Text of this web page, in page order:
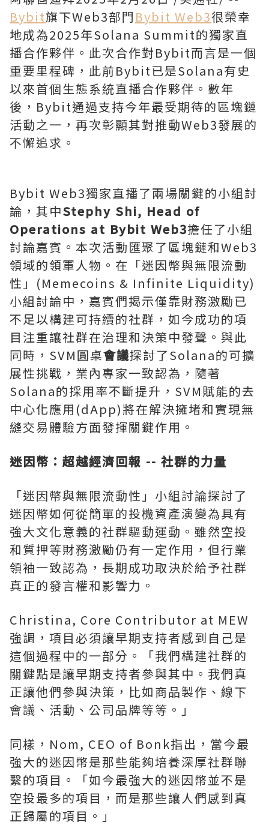
Bybit旗下Web3部門 Bybit Web3很榮幸
地成為2025年Solana Summit的獨家直
播合作夥伴。此次合作對Bybit而言是一個
重要里程碑，此前Bybit已是Solana有史
以來首個生態系統直播合作夥伴。數年
後，Bybit通過支持今年最受期待的區塊鏈
活動之一，再次彰顯其對推動Web3發展的
不懈追求。
Bybit Web3獨家直播了兩場關鍵的小組討
論，其中Stephy Shi, Head of
Operations at Bybit Web3擔任了小組
討論嘉賓。本次活動匯聚了區塊鏈和Web3
領域的領軍人物。在「迷因幣與無限流動
性」(Memecoins & Infinite Liquidity)
小組討論中，嘉賓們揭示僅靠財務激勵已
不足以構建可持續的社群，如今成功的項
目注重讓社群在治理和決策中發聲。與此
同時，SVM圓桌會議探討了Solana的可擴
展性挑戰，業內專家一致認為，隨著
Solana的採用率不斷提升，SVM賦能的去
中心化應用(dApp)將在解決擁堵和實現無
縫交易體驗方面發揮關鍵作用。
迷因幣：超越經濟回報 -- 社群的力量
「迷因幣與無限流動性」小組討論探討了
迷因幣如何從簡單的投機資產演變為具有
強大文化意義的社群驅動運動。雖然空投
和質押等財務激勵仍有一定作用，但行業
領袖一致認為，長期成功取決於給予社群
真正的發言權和影響力。
Christina, Core Contributor at MEW
強調，項目必須讓早期支持者感到自己是
這個過程中的一部分。「我們構建社群的
關鍵點是讓早期支持者參與其中。我們真
正讓他們參與決策，比如商品製作、線下
會議、活動、公司品牌等等。」
同樣，Nom, CEO of Bonk指出，當今最
強大的迷因幣是那些能夠培養深厚社群聯
繫的項目。「如今最強大的迷因幣並不是
空投最多的項目，而是那些讓人們感到真
正歸屬的項目。」